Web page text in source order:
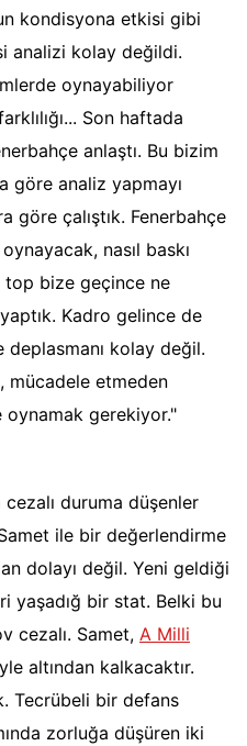
kondisyona etkisi gibi
analizi kolay değildi.
oynayabiliyor
Son haftada
anlaştı. Bu bizim
göre analiz yapmayı
göre çalıştık. Fenerbahçe
nasıl baskı
top bize geçince ne
yaptık. Kadro gelince de
kolay değil.
mücadele etmeden
gerekiyor."
duruma düşenler
ile bir değerlendirme
dolayı değil. Yeni geldiği
yaşadığ bir stat. Belki bu
cezalı. Samet, A Milli
altından kalkacaktır.
Tecrübeli bir defans
zorluğa düşüren iki